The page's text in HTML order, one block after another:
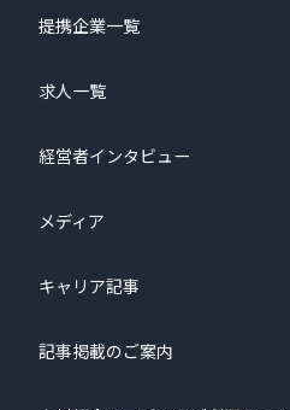
提携企業一覧
求人一覧
経営者インタビュー
メディア
キャリア記事
記事掲載のご案内